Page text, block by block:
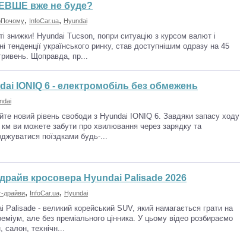
вже не буде?
, InfoCar.ua, Hyundai
знижки! Hyundai Tucson, попри ситуацію з курсом валют і
тенденції українського ринку, став доступнішим одразу на 45
Щоправда, пр...
IONIQ 6 - електромобіль без обмежень
новий рівень свободи з Hyundai IONIQ 6. Завдяки запасу ходу
ви можете забути про хвилювання через зарядку та
поїздками будь-...
кросовера Hyundai Palisade 2026
драйви, InfoCar.ua, Hyundai
Palisade - великий корейський SUV, який намагається грати на
але без преміального цінника. У цьому відео розбираємо
салон, технічн...